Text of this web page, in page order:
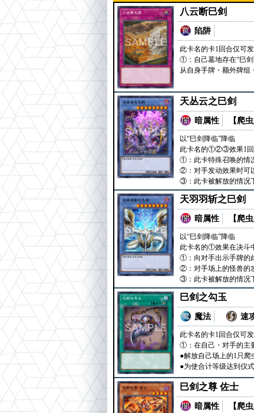
八云断巳剑
陷阱
此卡名的卡1回合仅可发
①：自己墓地存在“巳剑
从自身手牌・额外牌组
天丛云之巳剑
暗属性 【爬
以“巳剑降临”降临
此卡名的①②③效果1回
①：此卡特殊召唤的情
②：对手发动效果时可
③：此卡被解放的情况
天羽羽斩之巳剑
暗属性 【爬
以“巳剑降临”降临
此卡名的①效果在决斗
①：向对手出示手牌的
②：对手场上的怪兽的
③：此卡被解放的情况
巳剑之勾玉
魔法 速
此卡名的卡1回合仅可发
①：在自己・对手的主
●解放自己场上的1只爬
●为使合计等级达到仪
巳剑之尊 佐士
暗属性 【爬